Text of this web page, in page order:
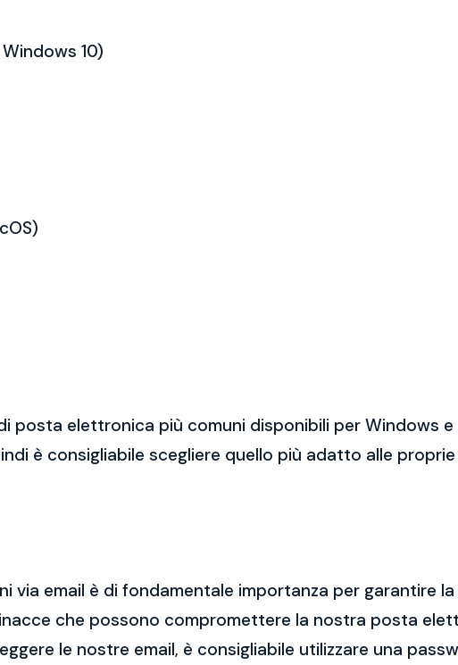
10)
posta elettronica più comuni disponibili per Windows
è consigliabile scegliere quello più adatto alle
via email è di fondamentale importanza per garantire
che possono compromettere la nostra posta
le nostre email, è consigliabile utilizzare una